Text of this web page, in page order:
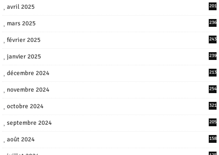
avril 2025 201
mars 2025 236
février 2025 243
janvier 2025 239
décembre 2024 213
novembre 2024 254
octobre 2024 321
septembre 2024 205
août 2024 158